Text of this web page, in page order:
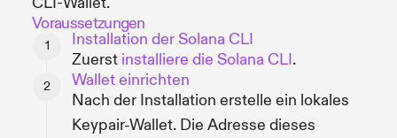
Voraussetzungen
Installation der Solana CLI
Zuerst installiere die Solana CLI.
Wallet einrichten
Nach der Installation erstelle ein lokales
Keypair-Wallet. Die Adresse dieses